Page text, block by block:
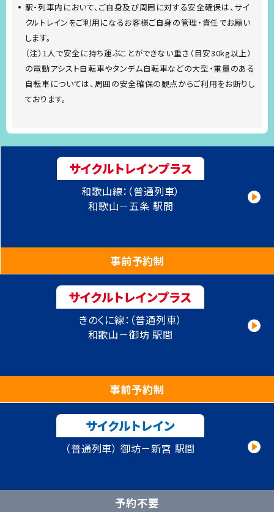
駅・列車内において、ご自身及び周囲に対する安全確保は、サイ
クルトレインをご利用になるお客様ご自身の管理・責任でお願い
します。
（注）1人で安全に持ち運ぶことができない重さ（目安30kg以上）
の電動アシスト自転車やタンデム自転車などの大型・重量のある
自転車については、周囲の安全確保の観点からご利用をお断りし
ております。
サイクルトレインプラス
和歌山線：（普通列車）
和歌山－五条 駅間
事前予約制
サイクルトレインプラス
きのくに線：（普通列車）
和歌山－御坊 駅間
事前予約制
サイクルトレイン
（普通列車） 御坊－新宮 駅間
予約不要